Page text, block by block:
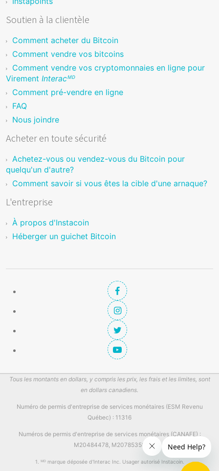
Soutien à la clientèle
Comment acheter du Bitcoin
Comment vendre vos bitcoins
Comment vendre vos cryptomonnaies en ligne pour
Virement Interacᴹᴰ
Comment pré-vendre en ligne
FAQ
Nous joindre
Acheter en toute sécurité
Achetez-vous ou vendez-vous du Bitcoin pour
quelqu'un d'autre?
Comment savoir si vous êtes la cible d'une arnaque?
L'entreprise
À propos d'Instacoin
Héberger un guichet Bitcoin
Tous les montants en dollars, y compris les prix, les frais et les limites, sont
en dollars canadiens.
Numéro de permis d'entreprise de services monétaires (ESM Revenu
Québec) : 11316
Numéros de permis d'entreprise de services monétaires (CANAFE) :
M20484478, M20785358
1. ᴹᴰ marque déposée d'Interac Inc. Usager autorisé Instacoin.